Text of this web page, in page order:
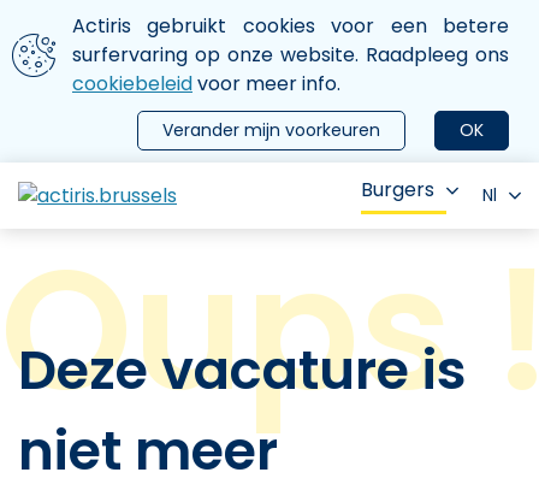
Aller au contenu principal
We gebruiken cookies
Actiris gebruikt cookies voor een betere
surfervaring op onze website. Raadpleeg ons
cookiebeleidvoor meer info.
OK
Verander mijn voorkeuren
le menu
Burgers Nl
Deze vacature is
niet meer